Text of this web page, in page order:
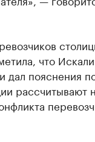
что
дал пояснения
рассчитывают